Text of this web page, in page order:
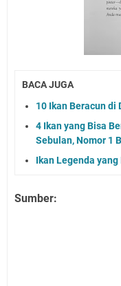
BACA JUGA
10 Ikan Beracun di
4 Ikan yang Bisa
Sebulan, Nomor 1
Ikan Legenda
Sumber: